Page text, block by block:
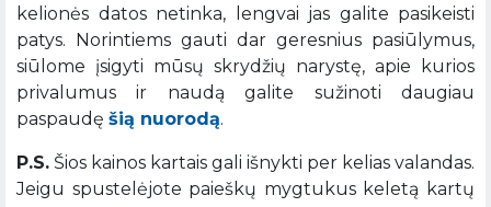
kelionės datos netinka, lengvai jas galite pasikeisti
patys. Norintiems gauti dar geresnius pasiūlymus,
siūlome įsigyti mūsų skrydžių narystę, apie kurios
privalumus ir naudą galite sužinoti daugiau
paspaudę šią nuorodą.
P.S. Šios kainos kartais gali išnykti per kelias valandas.
Jeigu spustelėjote paieškų mygtukus keletą kartų